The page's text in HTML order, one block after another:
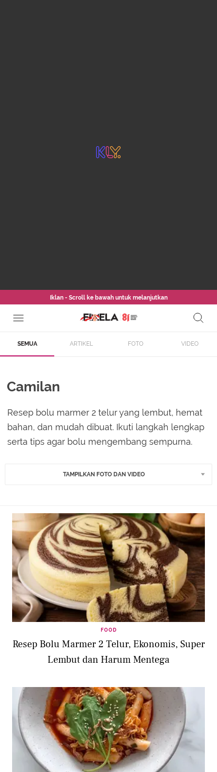
Iklan - Scroll ke bawah untuk melanjutkan
SEMUA ARTIKEL FOTO VIDEO
Camilan
Resep bolu marmer 2 telur yang lembut, hemat
bahan, dan mudah dibuat. Ikuti langkah lengkap
serta tips agar bolu mengembang sempurna.
TAMPILKAN FOTO DAN VIDEO
FOOD
Resep Bolu Marmer 2 Telur, Ekonomis, Super
Lembut dan Harum Mentega